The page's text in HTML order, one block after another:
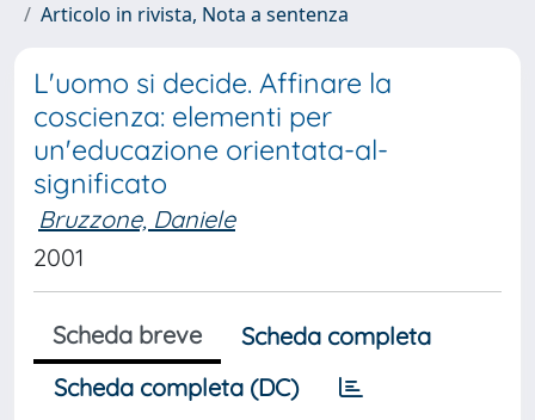
Articolo in rivista, Nota a sentenza
L'uomo si decide. Affinare la
coscienza: elementi per
un'educazione orientata-al-
significato
Bruzzone, Daniele
2001
Scheda breve
Scheda completa
Scheda completa (DC)